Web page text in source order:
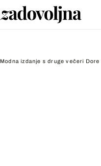
Modna izdanje s druge večeri Dore